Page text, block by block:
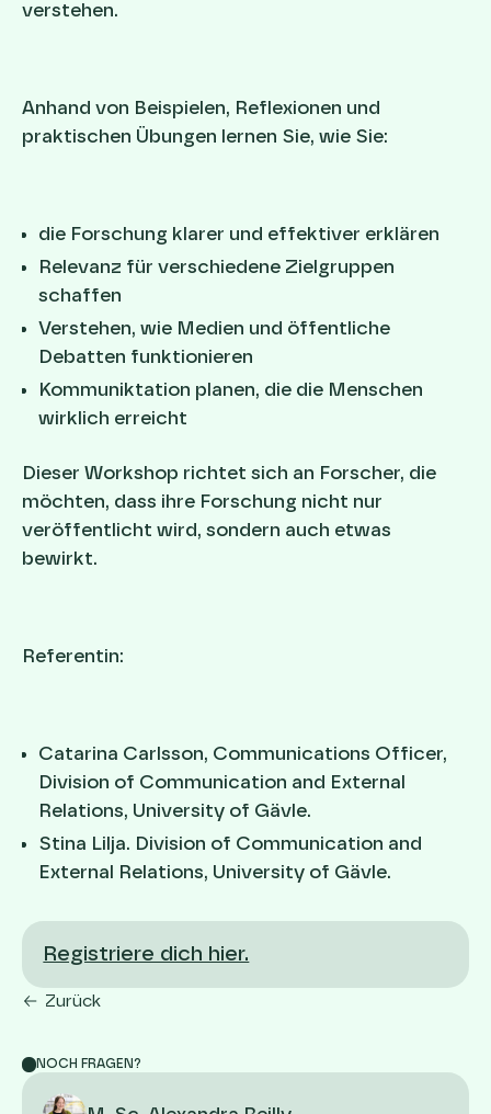
Zurück
NOCH FRAGEN?
verstehen.
Anhand von Beispielen, Reflexionen und
praktischen Übungen lernen Sie, wie Sie:
die Forschung klarer und effektiver erklären
Relevanz für verschiedene Zielgruppen
schaffen
Verstehen, wie Medien und öffentliche
Debatten funktionieren
Kommuniktation planen, die die Menschen
wirklich erreicht
Dieser Workshop richtet sich an Forscher, die
möchten, dass ihre Forschung nicht nur
veröffentlicht wird, sondern auch etwas
bewirkt.
Referentin:
Catarina Carlsson, Communications Officer,
Division of Communication and External
Relations, University of Gävle.
Stina Lilja. Division of Communication and
External Relations, University of Gävle.
Registriere dich hier.